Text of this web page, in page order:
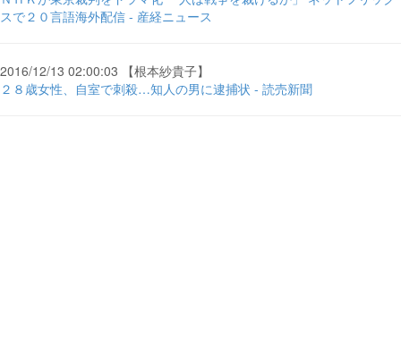
スで２０言語海外配信 - 産経ニュース
2016/12/13 02:00:03 【根本紗貴子】
２８歳女性、自室で刺殺…知人の男に逮捕状 - 読売新聞